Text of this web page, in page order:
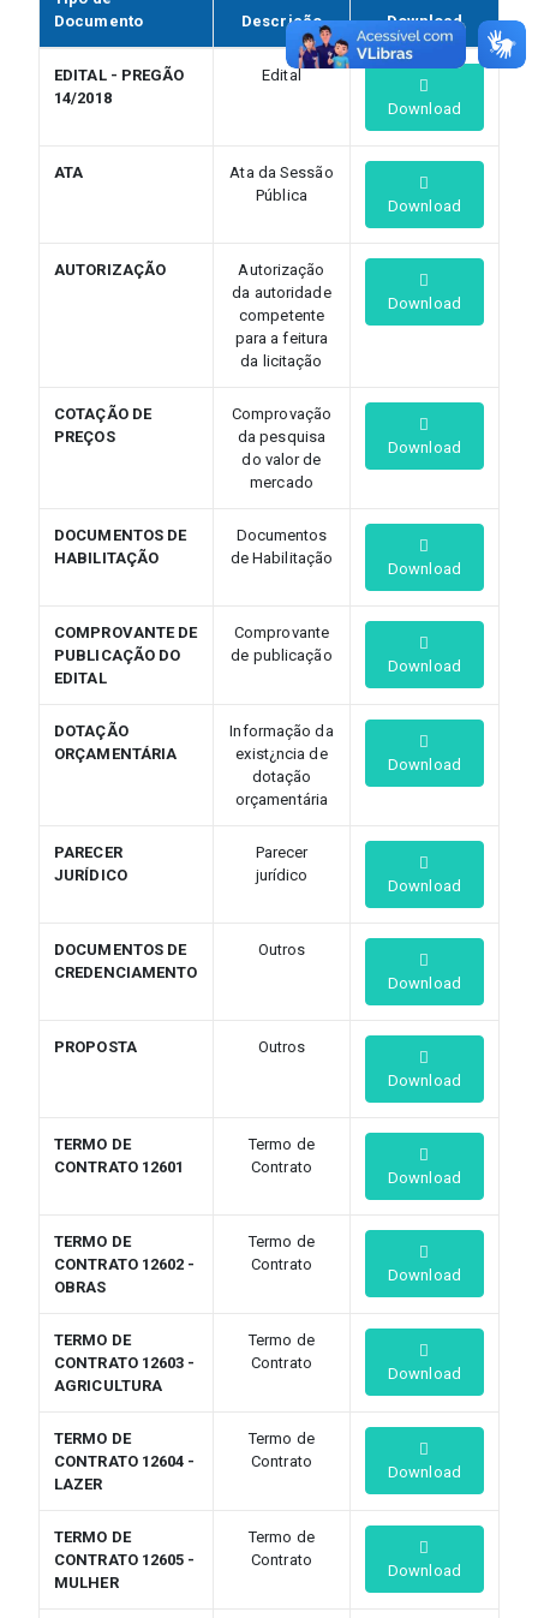
Documento
Descrição Download
EDITAL - PREGÃO
14/2018
Edital
Download
ATA
Ata da Sessão
Pública
Download
AUTORIZAÇÃO
Autorização
da autoridade
competente
para a feitura
da licitação
Download
COTAÇÃO DE
PREÇOS
Comprovação
da pesquisa
do valor de
mercado
Download
DOCUMENTOS DE
HABILITAÇÃO
Documentos
de Habilitação
Download
COMPROVANTE DE
PUBLICAÇÃO DO
EDITAL
Comprovante
de publicação
Download
DOTAÇÃO
ORÇAMENTÁRIA
Informação da
exist¿ncia de
dotação
orçamentária
Download
PARECER
JURÍDICO
Parecer
jurídico
Download
DOCUMENTOS DE
CREDENCIAMENTO
Outros
Download
PROPOSTA
Outros
Download
TERMO DE
CONTRATO 12601
Termo de
Contrato
Download
TERMO DE
CONTRATO 12602 -
OBRAS
Termo de
Contrato
Download
TERMO DE
CONTRATO 12603 -
AGRICULTURA
Termo de
Contrato
Download
TERMO DE
CONTRATO 12604 -
LAZER
Termo de
Contrato
Download
TERMO DE
CONTRATO 12605 -
MULHER
Termo de
Contrato
Download